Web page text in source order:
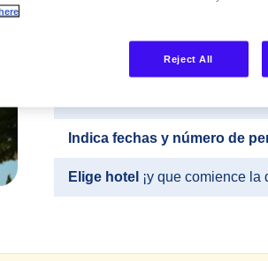
Madrid. Es uno de los
restaurantes y tiendas para
a tus superhéroes favoritos y tus
Indica fechas y número de
Elige hotel ¡y que comience la
Reject All